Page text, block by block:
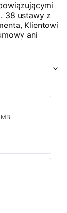
38 ustawy z
Klientowi
ani
MB